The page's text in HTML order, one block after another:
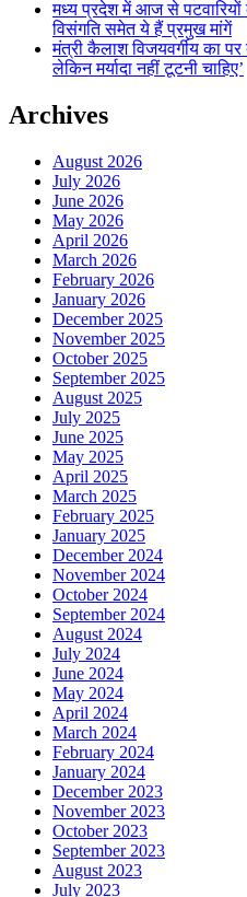
मध्य प्रदेश में आज से
विसंगति समेत ये हैं प्रमुख मांगें
मंत्री कैलाश विजयवर्गीय का
लेकिन मर्यादा नहीं टूटनी चाहिए’
Archives
August 2026
July 2026
June 2026
May 2026
April 2026
March 2026
February 2026
January 2026
December 2025
November 2025
October 2025
September 2025
August 2025
July 2025
June 2025
May 2025
April 2025
March 2025
February 2025
January 2025
December 2024
November 2024
October 2024
September 2024
August 2024
July 2024
June 2024
May 2024
April 2024
March 2024
February 2024
January 2024
December 2023
November 2023
October 2023
September 2023
August 2023
July 2023